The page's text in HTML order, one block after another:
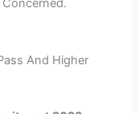
And Higher